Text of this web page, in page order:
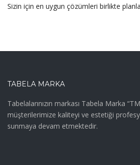
Sizin için en uygun çözümleri birlikte
TABELA MARKA
Tabelalarınızın markası Tabela Marka
müşterilerimize kaliteyi ve estetiği
sunmaya devam etmektedir.